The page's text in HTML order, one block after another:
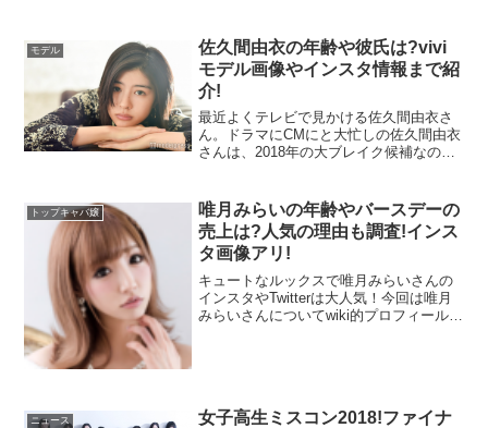
はじめ、2018年(平成30年)の『桜を見る
会』に招待される美人美女芸能人&有名人
の一覧について調べてみました！
モデル
佐久間由衣の年齢や彼氏は?vivi
モデル画像やインスタ情報まで紹
介!
最近よくテレビで見かける佐久間由衣さ
ん。ドラマにCMにと大忙しの佐久間由衣
さんは、2018年の大ブレイク候補なので
トップキャバ嬢
唯月みらいの年齢やバースデーの
売上は?人気の理由も調査!インス
タ画像アリ!
キュートなルックスで唯月みらいさんの
インスタやTwitterは大人気！今回は唯月
みらいさんについてwiki的プロフィールと
ニュース
女子高生ミスコン2018!ファイナ